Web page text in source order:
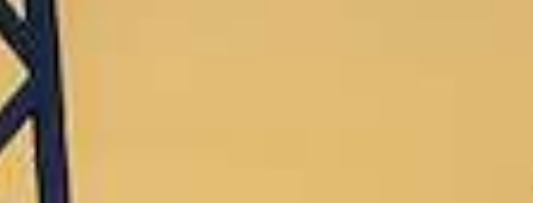
Jaarverslag 2024 Groningen Seaports N.V. | pdf
Jaarverslag | website
Jaarrekening | website
Jaarverslag 2023 Groningen Seaports N.V. | pdf